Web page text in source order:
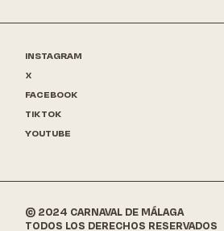
INSTAGRAM
X
FACEBOOK
TIKTOK
YOUTUBE
© 2024 CARNAVAL DE MÁLAGA
TODOS LOS DERECHOS RESERVADOS